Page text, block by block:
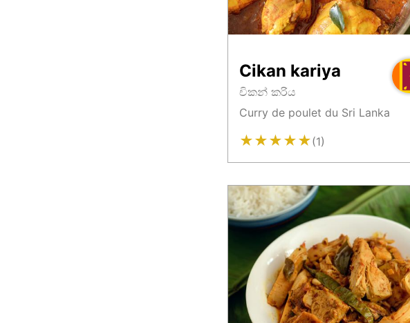
Cikan kariya
චිකන් කරිය
Curry de poulet du Sri Lanka
★★★★★(1)